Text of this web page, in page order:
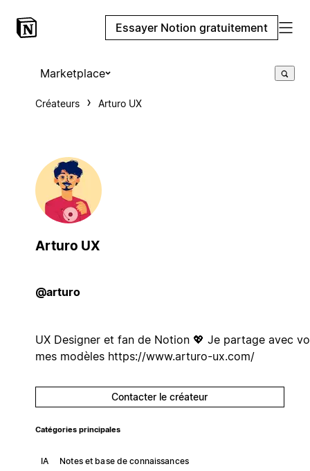
Essayer Notion gratuitement
Marketplace
Créateurs Arturo UX
Arturo UX
@arturo
UX Designer et fan de Notion 💖 Je partage avec
mes modèles https://www.arturo-ux.com/
Contacter le créateur
Catégories principales
IA
Notes et base de connaissances